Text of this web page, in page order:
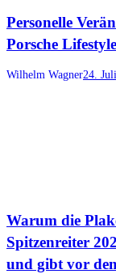
Personelle
Porsche
Wilhelm Wagner24.
Warum die
Spitzenreiter
und gibt vor